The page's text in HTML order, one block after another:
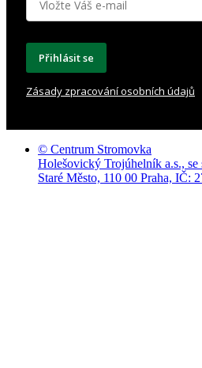
Přihlásit se
Zásady zpracování osobních údajů
© Centrum Stromovka
Holešovický Trojúhelník a.s.,
Staré Město, 110 00 Praha, IČ: